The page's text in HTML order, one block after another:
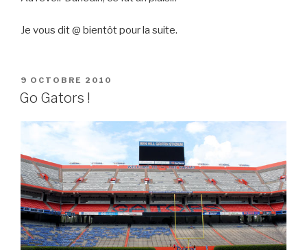
Je vous dit @ bientôt pour la suite.
PUBLIÉ
LE
9 OCTOBRE 2010
Go Gators !